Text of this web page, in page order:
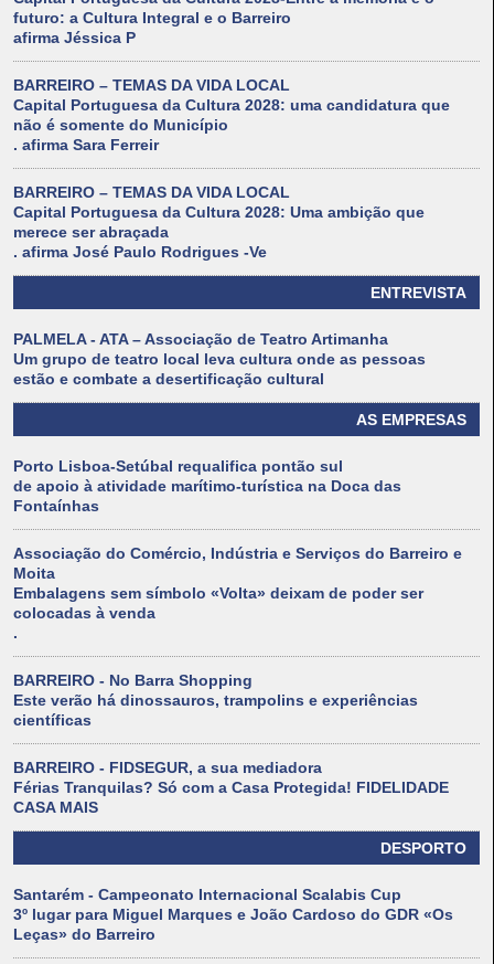
futuro: a Cultura Integral e o Barreiro
afirma Jéssica P
BARREIRO – TEMAS DA VIDA LOCAL
Capital Portuguesa da Cultura 2028: uma candidatura que
não é somente do Município
. afirma Sara Ferreir
BARREIRO – TEMAS DA VIDA LOCAL
Capital Portuguesa da Cultura 2028: Uma ambição que
merece ser abraçada
. afirma José Paulo Rodrigues -Ve
ENTREVISTA
PALMELA - ATA – Associação de Teatro Artimanha
Um grupo de teatro local leva cultura onde as pessoas
estão e combate a desertificação cultural
AS EMPRESAS
Porto Lisboa-Setúbal requalifica pontão sul
de apoio à atividade marítimo-turística na Doca das
Fontaínhas
Associação do Comércio, Indústria e Serviços do Barreiro e
Moita
Embalagens sem símbolo «Volta» deixam de poder ser
colocadas à venda
.
BARREIRO - No Barra Shopping
Este verão há dinossauros, trampolins e experiências
científicas
BARREIRO - FIDSEGUR, a sua mediadora
Férias Tranquilas? Só com a Casa Protegida! FIDELIDADE
CASA MAIS
DESPORTO
Santarém - Campeonato Internacional Scalabis Cup
3º lugar para Miguel Marques e João Cardoso do GDR «Os
Leças» do Barreiro